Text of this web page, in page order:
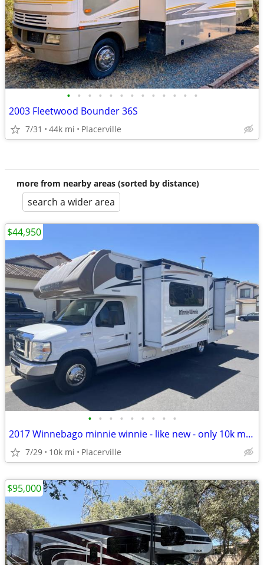
• • • • • • • • • • • • •
2003 Fleetwood Bounder 36S
7/31 44k mi Placerville
more from nearby areas (sorted by distance)
search a wider area
• • • • • • • • •
2017 Winnebago minnie winnie - like new - only 10k miles
7/29 10k mi Placerville
$44,950
$95,000